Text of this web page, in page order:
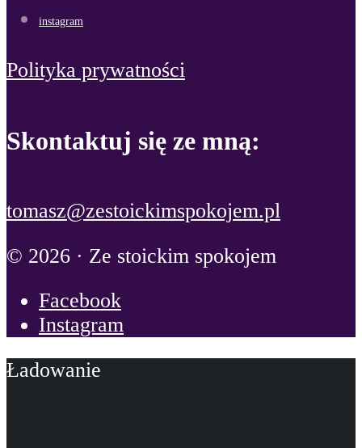
instagram
Polityka prywatności
Skontaktuj się ze mną:
tomasz@zestoickimspokojem.pl
© 2026 · Ze stoickim spokojem
Facebook
Instagram